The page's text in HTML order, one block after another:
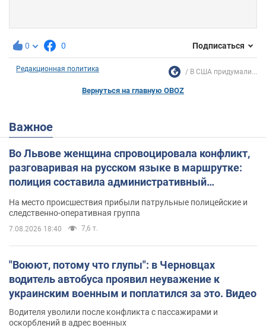
0 0 Подписаться
Редакционная политика В США придумали...
Вернуться на главную OBOZ
Важное
Во Львове женщина спровоцировала конфликт,
разговаривая на русском языке в маршрутке:
полиция составила административный
На место происшествия прибыли патрульные полицейские и
следственно-оперативная группа
7.08.2026 18:40 7,6 т.
"Воюют, потому что глупы": в Черновцах
водитель автобуса проявил неуважение к
украинским военным и поплатился за это. Видео
Водителя уволили после конфликта с пассажирами и
оскорблений в адрес военных